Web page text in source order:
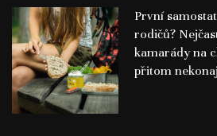
První
rodičů?
kamarády na
přitom